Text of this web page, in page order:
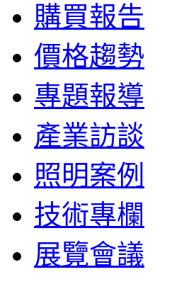
購買報告
價格趨勢
專題報導
產業訪談
照明案例
技術專欄
展覽會議